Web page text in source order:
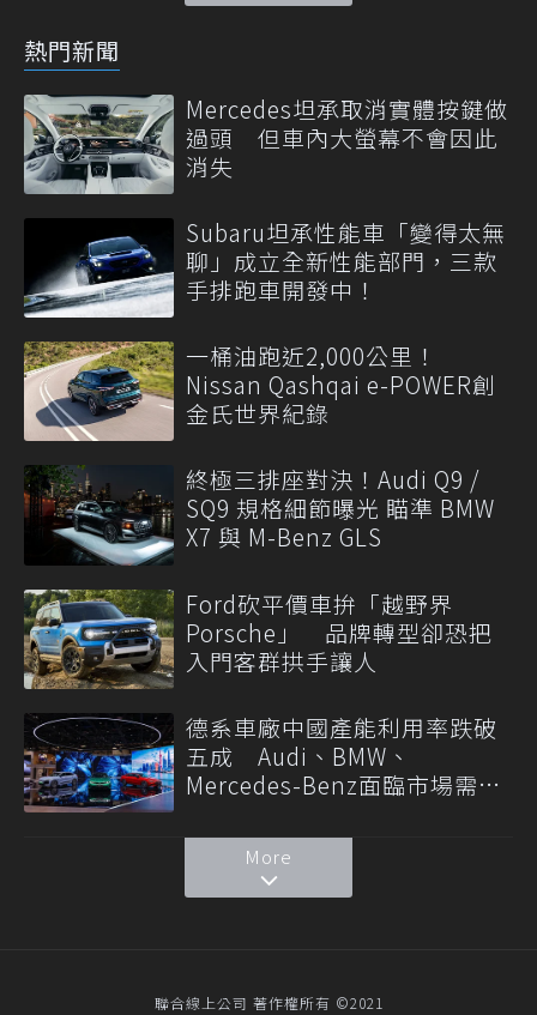
熱門新聞
Mercedes坦承取消實體按鍵做
過頭 但車內大螢幕不會因此
消失
Subaru坦承性能車「變得太無
聊」成立全新性能部門，三款
手排跑車開發中！
一桶油跑近2,000公里！
Nissan Qashqai e-POWER創
金氏世界紀錄
終極三排座對決！Audi Q9 /
SQ9 規格細節曝光 瞄準 BMW
X7 與 M-Benz GLS
Ford砍平價車拚「越野界
Porsche」 品牌轉型卻恐把
入門客群拱手讓人
德系車廠中國產能利用率跌破
五成 Audi、BMW、
Mercedes-Benz面臨市場需求
More
聯合線上公司 著作權所有 ©2021